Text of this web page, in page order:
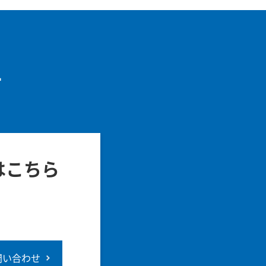
ちら
合わせ